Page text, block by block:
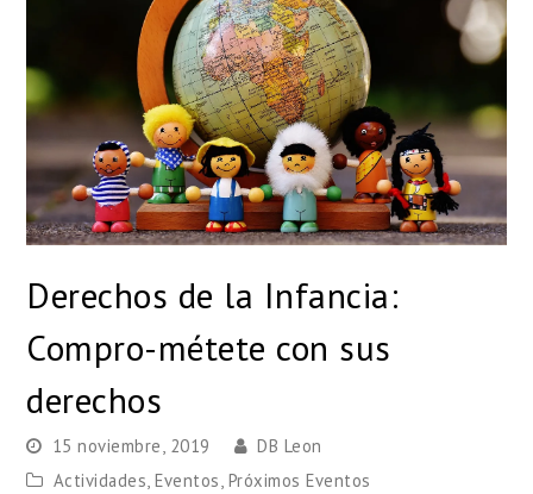
Derechos de la Infancia:
Compro-métete con sus
derechos
15 noviembre, 2019
DB Leon
Actividades ,Eventos Próximos Eventos